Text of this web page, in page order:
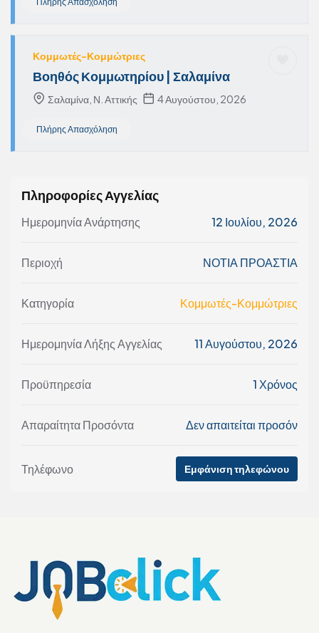
Κομμωτές-Κομμώτριες
Βοηθός Κομμωτηρίου | Σαλαμίνα
Σαλαμίνα, Ν. Αττικής 4 Αυγούστου, 2026
Πλήρης Απασχόληση
Πληροφορίες Αγγελίας
Ημερομηνία Ανάρτησης 12 Ιουλίου, 2026
Περιοχή ΝΟΤΙΑ ΠΡΟΑΣΤΙΑ
Κατηγορία Κομμωτές-Κομμώτριες
Ημερομηνία Λήξης Αγγελίας 11 Αυγούστου, 2026
Προϋπηρεσία 1 Χρόνος
Απαραίτητα Προσόντα Δεν απαιτείται προσόν
Τηλέφωνο Εμφάνιση τηλεφώνου